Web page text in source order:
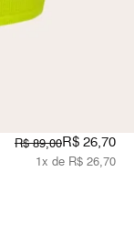
R$ 89,00R$ 26,70
1x de R$ 26,70